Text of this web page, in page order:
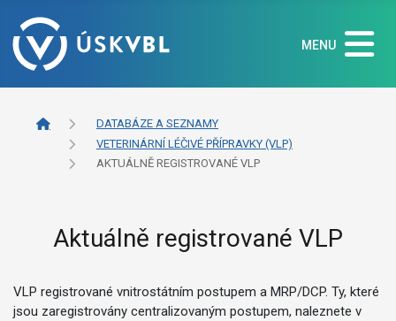
MENU
DATABÁZE A SEZNAMY
VETERINÁRNÍ LÉČIVÉ PŘÍPRAVKY (VLP)
AKTUÁLNĚ REGISTROVANÉ VLP
Aktuálně registrované VLP
VLP registrované vnitrostátním postupem a MRP/DCP. Ty, které
jsou zaregistrovány centralizovaným postupem, naleznete v